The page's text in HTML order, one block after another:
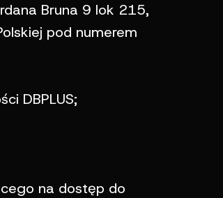
Bruna 9 lok 215,
pod numerem
DBPLUS;
na dostęp do